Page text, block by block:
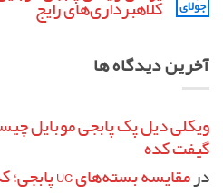
فایر
چیست
را
فعال
چطور
تمدید
اشتراک
تلگرام
کنیم؟
نشده جولای کلاهبرداری‌های رایج
یوسی
رایگان
واقعی
در
برابر
کلاهبرداری‌های
نشده
آخرین دیدگاه ها
ویکلی دیل پک پابجی موبایل
گیفت کده
درمقایسه بسته‌های UC پابجی؛ کدام ارزان‌تره؟